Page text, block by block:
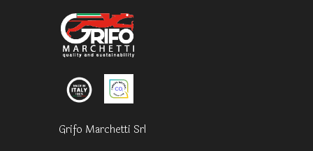
Grifo Marchetti Srl